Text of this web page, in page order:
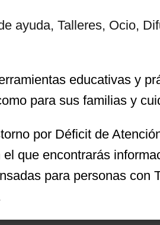
ayuda, Talleres, Ocio,
educativas y
para sus familias y
por Déficit de
que encontrarás
para personas con